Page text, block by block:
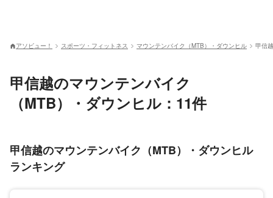
アソビュー！ スポーツ・フィットネス マウンテンバイク（MTB）・ダウンヒル 甲信
甲信越のマウンテンバイク
（MTB）・ダウンヒル：11件
甲信越のマウンテンバイク（MTB）・ダウンヒル
ランキング